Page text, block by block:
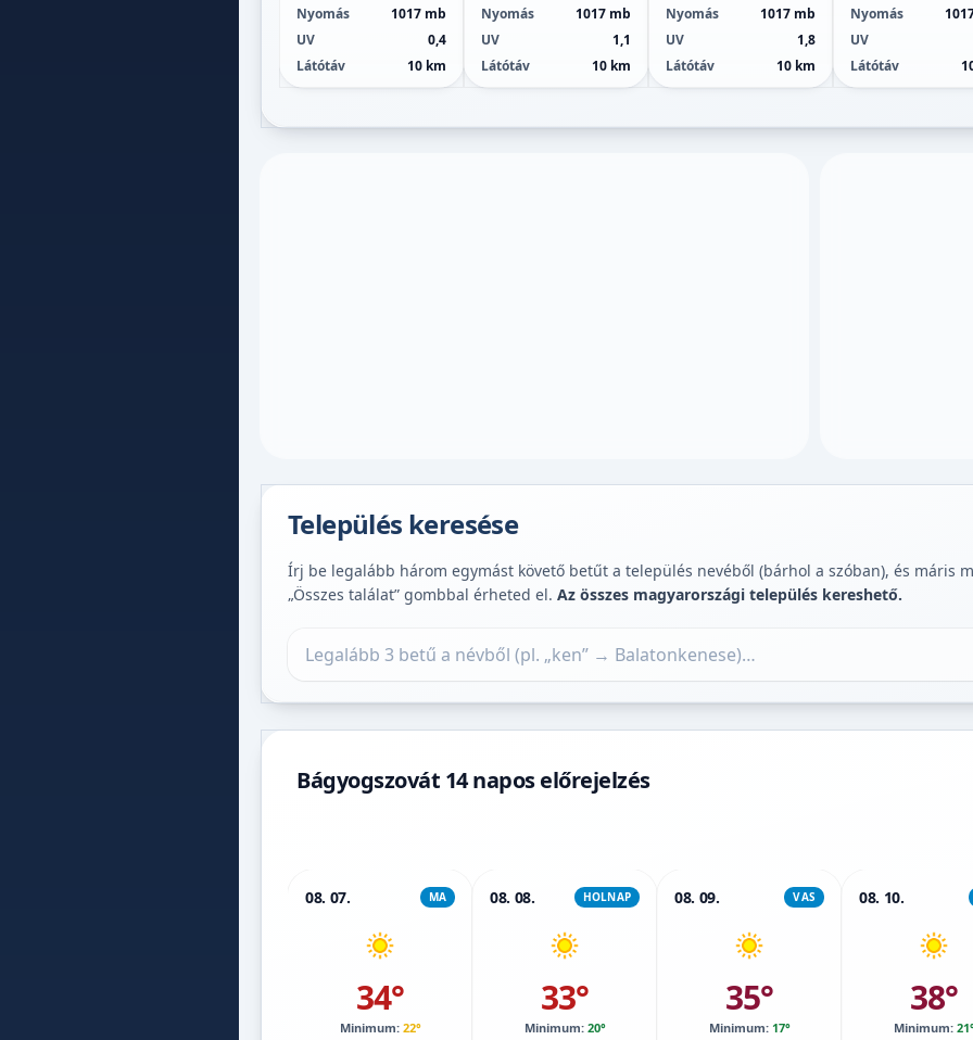
Nyomás
1017 mb
UV
0,4
Látótáv
10 km
Nyomás
1017 mb
UV
1,1
Látótáv
10 km
Nyomás
1017 mb
UV
1,8
Látótáv
10 km
Nyomás
UV
Látótáv
Település keresése
Írj be legalább három egymást követő betűt a település nevéből (bárhol a szóban), és máris
„Összes találat” gombbal érheted el. Az összes magyarországi település kereshető.
Bágyogszovát 14 napos előrejelzés
08. 07. MA
34°
Minimum: 22°
08. 08. HOLNAP
33°
Minimum: 20°
08. 09. VAS
35°
Minimum: 17°
08. 10.
38°
Minimum: